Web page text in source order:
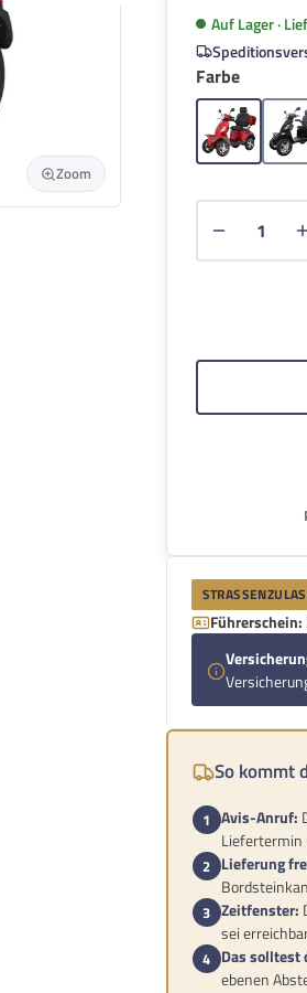
Zoom
Auf Lager ·
Farbe
Rot
Produkt
Führerschein:
So kommt
Avis-Anruf:
Liefertermin
Lieferung
Zeitfenster:
sei
Das solltest
ebenen